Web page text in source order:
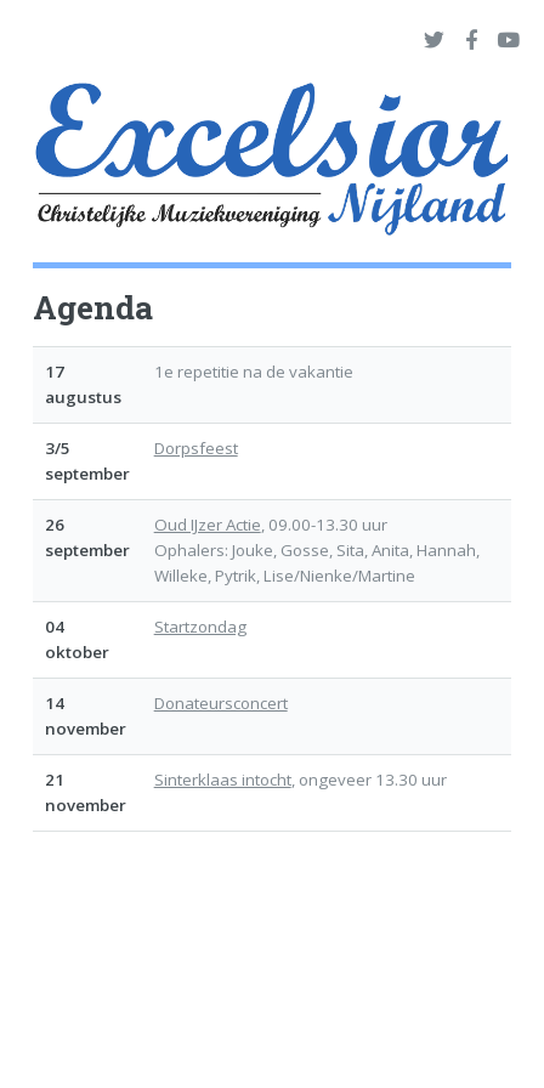
Agenda
17
augustus
1e repetitie na de vakantie
3/5
september
Dorpsfeest
26
september
Oud IJzer Actie, 09.00-13.30 uur
Ophalers: Jouke, Gosse, Sita, Anita, Hannah,
Willeke, Pytrik, Lise/Nienke/Martine
04
oktober
Startzondag
14
november
Donateursconcert
21
november
Sinterklaas intocht, ongeveer 13.30 uur